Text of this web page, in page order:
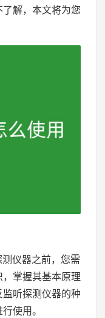
解，本文将为您
仪器之前，您需
掌握其基本原理
听探测仪器的种
使用。